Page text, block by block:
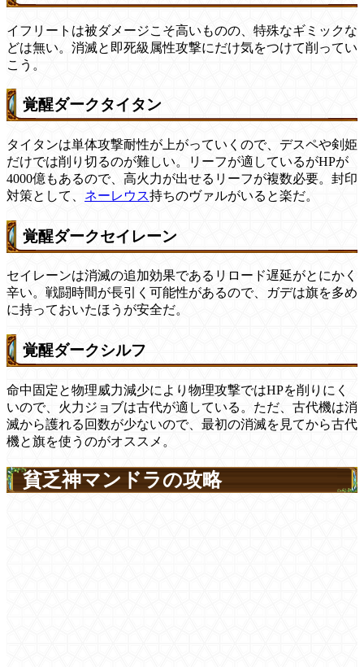
イフリートは被ダメージこそ高いものの、特殊なギミックな
どは無い。消滅と即死級属性攻撃にだけ気をつけて削ってい
こう。
覚醒ダークタイタン
タイタンは単体攻撃耐性が上がっていくので、デスペや剣姫
だけでは削り切るのが難しい。リーフが適しているがHPが
4000億もあるので、高火力が出せるリーフが複数必要。封印
対策として、 ネーレウス持ちのヴァルがいると楽だ。
覚醒ダークセイレーン
セイレーンは消滅の追加効果であるリロード遅延がとにかく
辛い。戦闘時間が長引く可能性があるので、ガデは旗を多め
に持っておいたほうが安全だ。
覚醒ダークシルフ
命中固定と物理威力減少により物理攻撃ではHPを削りにく
いので、火力ジョブは古代が適している。ただ、古代機は消
滅から護れる回数が少ないので、最初の消滅を見てから古代
機と旗を使うのがオススメ。
貧乏神マンドラの攻略